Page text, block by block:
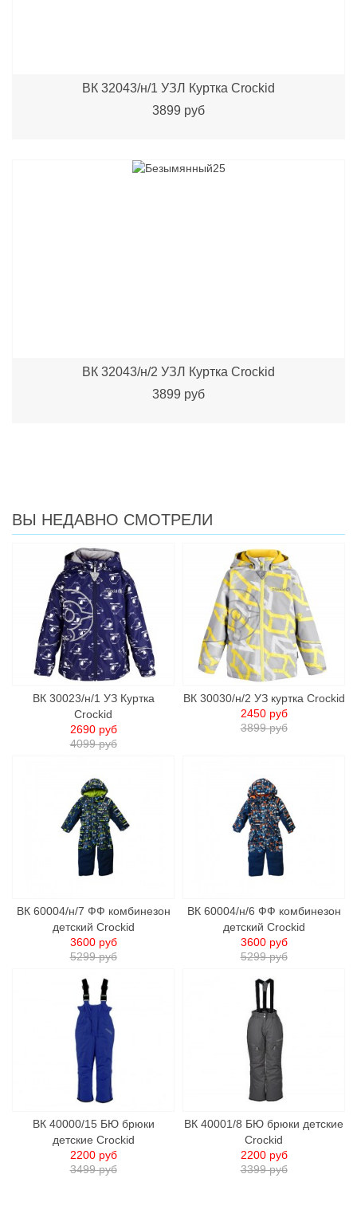
ВК 32043/н/1 УЗЛ Куртка Crockid
3899 руб
ВК 32043/н/2 УЗЛ Куртка Crockid
3899 руб
ВЫ НЕДАВНО СМОТРЕЛИ
ВК 30023/н/1 УЗ Куртка
Crockid
4099 руб
2690 руб
ВК 30030/н/2 УЗ куртка Crockid
3899 руб
2450 руб
ВК 60004/н/7 ФФ комбинезон
детский Crockid
5299 руб
3600 руб
ВК 60004/н/6 ФФ комбинезон
детский Crockid
5299 руб
3600 руб
ВК 40000/15 БЮ брюки
детские Сrockid
3499 руб
2200 руб
ВК 40001/8 БЮ брюки детские
Сrockid
3399 руб
2200 руб